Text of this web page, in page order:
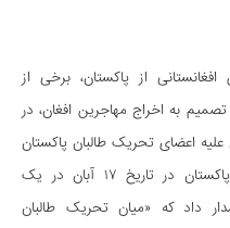
از پاکستان، برخی از
تصمیم به اخراج مهاجرین افغان، در
اعضای تحریک طالبان پاکستان
(TTP) اتخاذ شده است. نخست وزیر پاکستان در تاریخ ۱۷ آبان در یک
داد که «میان تحریک طالبان